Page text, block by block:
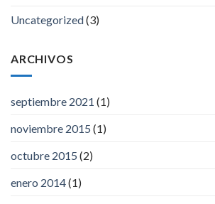
Uncategorized(3)
ARCHIVOS
septiembre 2021 (1)
noviembre 2015 (1)
octubre 2015 (2)
enero 2014(1)